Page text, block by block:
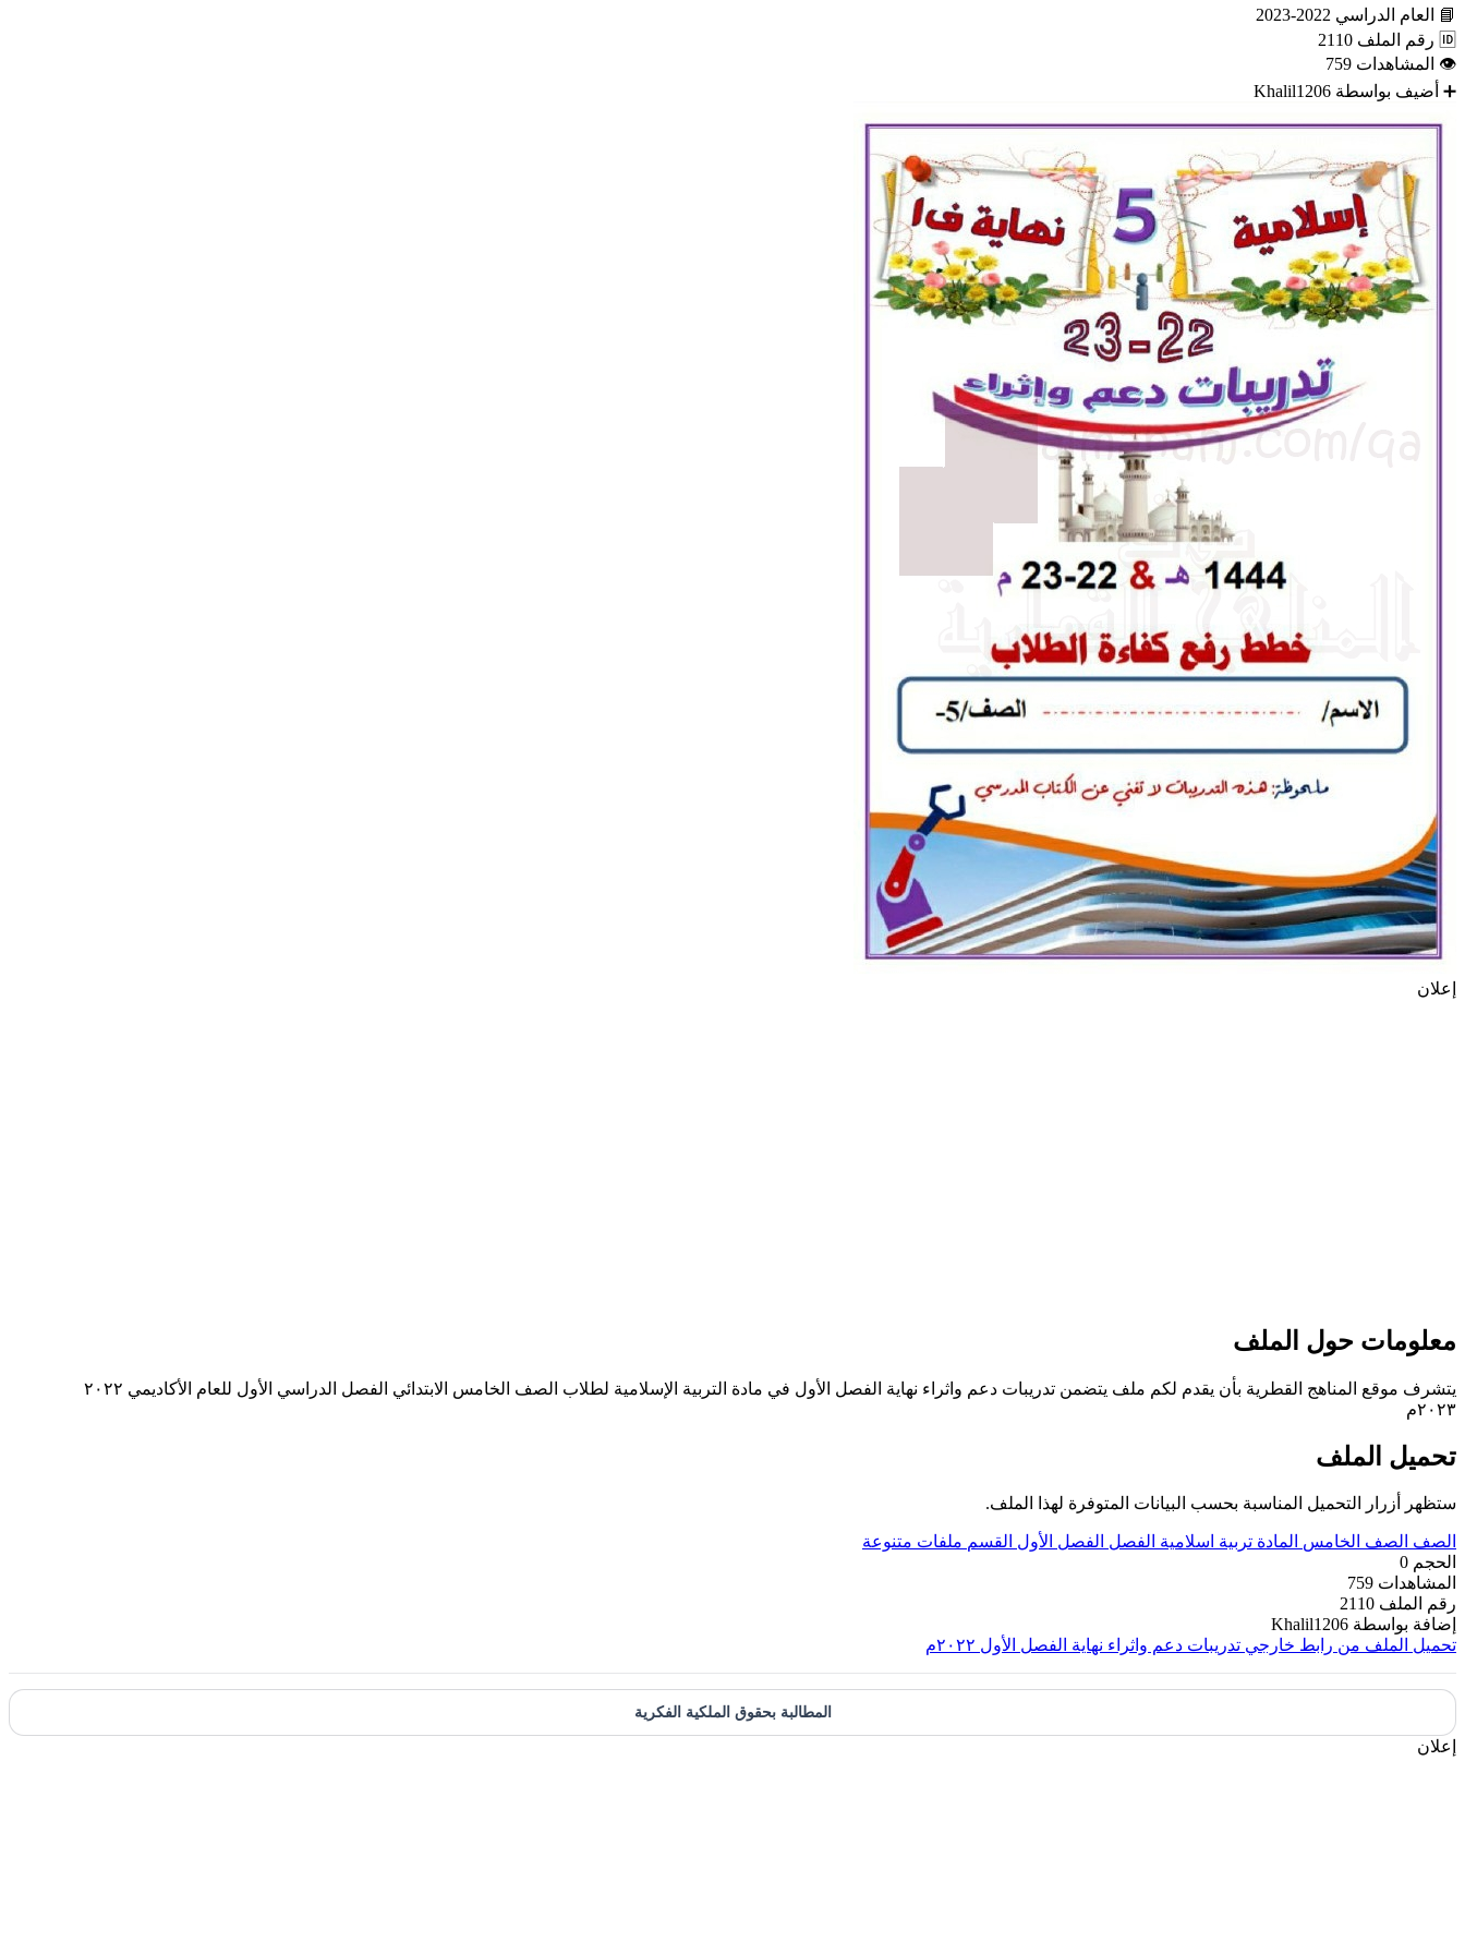
📘 العام الدراسي 2022-2023
🆔 رقم الملف 2110
👁 المشاهدات 759
➕ أضيف بواسطة Khalil1206
إعلان
معلومات حول الملف
يتشرف موقع المناهج القطرية بأن يقدم لكم ملف يتضمن تدريبات دعم واثراء نهاية الفصل الأول في مادة التربية الإسلامية لطلاب الصف الخامس الابتدائي الفصل الدراسي الأول للعام الأكاديمي ٢٠٢٢
٢٠٢٣م
تحميل الملف
ستظهر أزرار التحميل المناسبة بحسب البيانات المتوفرة لهذا الملف.
الصف الصف الخامس المادة تربية اسلامية الفصل الفصل الأول القسم ملفات متنوعة
الحجم 0
المشاهدات 759
رقم الملف 2110
إضافة بواسطة Khalil1206
تحميل الملف من رابط خارجي تدريبات دعم واثراء نهاية الفصل الأول ٢٠٢٢م
المطالبة بحقوق الملكية الفكرية
إعلان